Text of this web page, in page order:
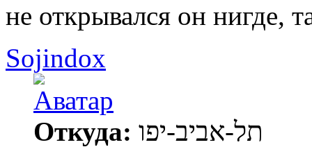
не открывался он нигде,
Sojindox
Откуда: תל-אביב-יפו